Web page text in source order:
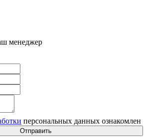
менеджер
персональных данных ознакомлен
Отправить